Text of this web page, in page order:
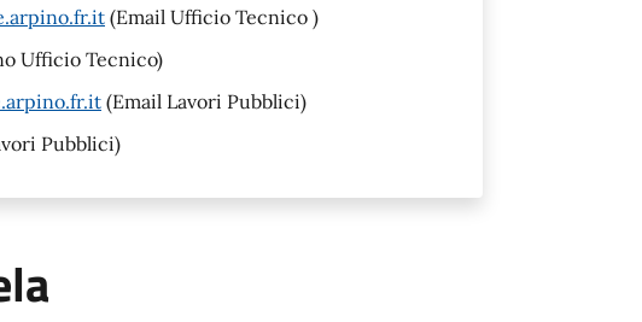
(Email Ufficio Tecnico )
Ufficio Tecnico)
(Email Lavori Pubblici)
Pubblici)